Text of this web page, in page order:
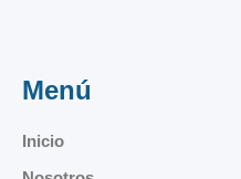
Menú
Inicio